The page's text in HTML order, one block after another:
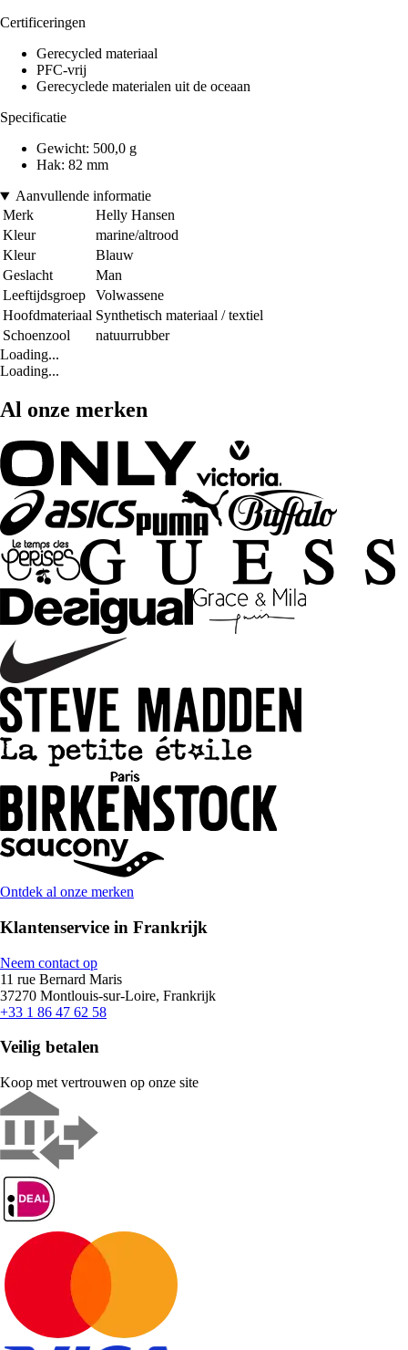
Certificeringen
Gerecycled materiaal
PFC-vrij
Gerecyclede materialen uit de oceaan
Specificatie
Gewicht: 500,0 g
Hak: 82 mm
Aanvullende informatie
Merk
Helly Hansen
Kleur
marine/altrood
Kleur
Blauw
Geslacht
Man
Leeftijdsgroep
Volwassene
Hoofdmateriaal Synthetisch materiaal / textiel
Schoenzool
natuurrubber
Loading...
Loading...
Al onze merken
Ontdek al onze merken
Klantenservice in Frankrijk
Neem contact op
11 rue Bernard Maris
37270 Montlouis-sur-Loire, Frankrijk
+33 1 86 47 62 58
Veilig betalen
Koop met vertrouwen op onze site